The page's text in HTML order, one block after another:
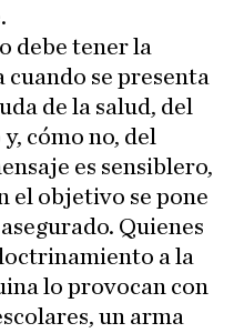
debe tener la
se presenta
de la salud, del
cómo no, del
es sensiblero,
el objetivo se pone
Quienes
a la
lo provocan con
un arma